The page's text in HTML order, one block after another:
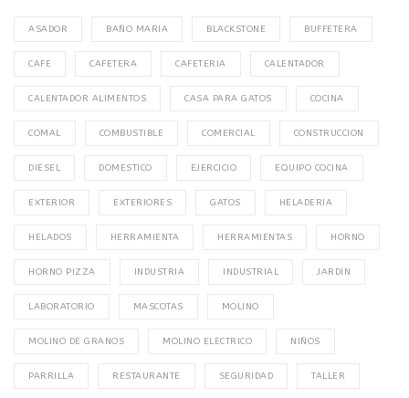
ASADOR BAÑO MARIA BLACKSTONE BUFFETERA
CAFE CAFETERA CAFETERIA CALENTADOR
CALENTADOR ALIMENTOS CASA PARA GATOS COCINA
COMAL COMBUSTIBLE COMERCIAL CONSTRUCCION
DIESEL DOMESTICO EJERCICIO EQUIPO COCINA
EXTERIOR EXTERIORES GATOS HELADERIA
HELADOS HERRAMIENTA HERRAMIENTAS HORNO
HORNO PIZZA INDUSTRIA INDUSTRIAL JARDIN
LABORATORIO MASCOTAS MOLINO
MOLINO DE GRANOS MOLINO ELECTRICO NIÑOS
PARRILLA RESTAURANTE SEGURIDAD TALLER